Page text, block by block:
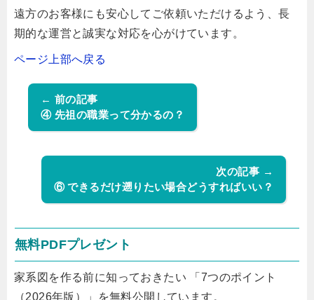
遠方のお客様にも安心してご依頼いただけるよう、長
期的な運営と誠実な対応を心がけています。
ページ上部へ戻る
← 前の記事
④ 先祖の職業って分かるの？
次の記事 →
⑥ できるだけ遡りたい場合どうすればいい？
無料PDFプレゼント
家系図を作る前に知っておきたい 「7つのポイント
（2026年版）」を無料公開しています。